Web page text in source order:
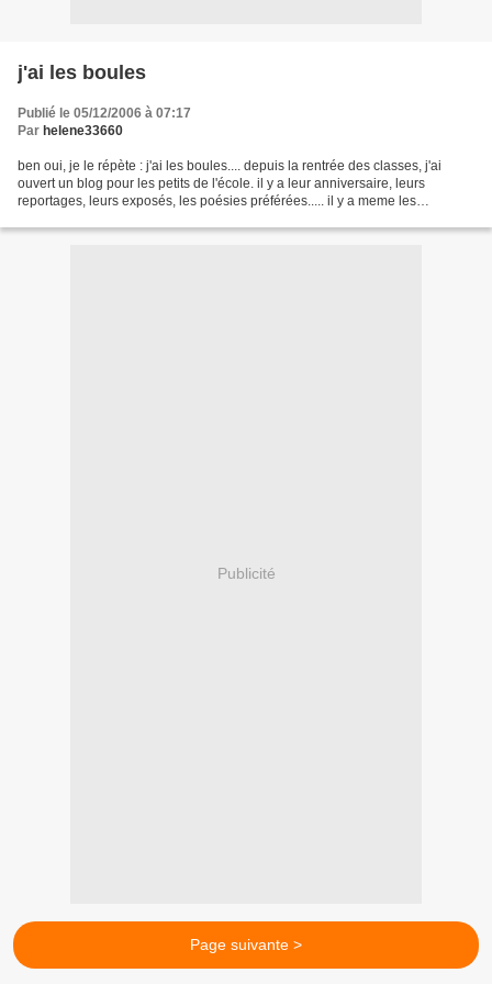
j'ai les boules
Publié le 05/12/2006 à 07:17
Par helene33660
ben oui, je le répète : j'ai les boules.... depuis la rentrée des classes, j'ai
ouvert un blog pour les petits de l'école. il y a leur anniversaire, leurs
reportages, leurs exposés, les poésies préférées..... il y a meme les
Publicité
Page suivante >